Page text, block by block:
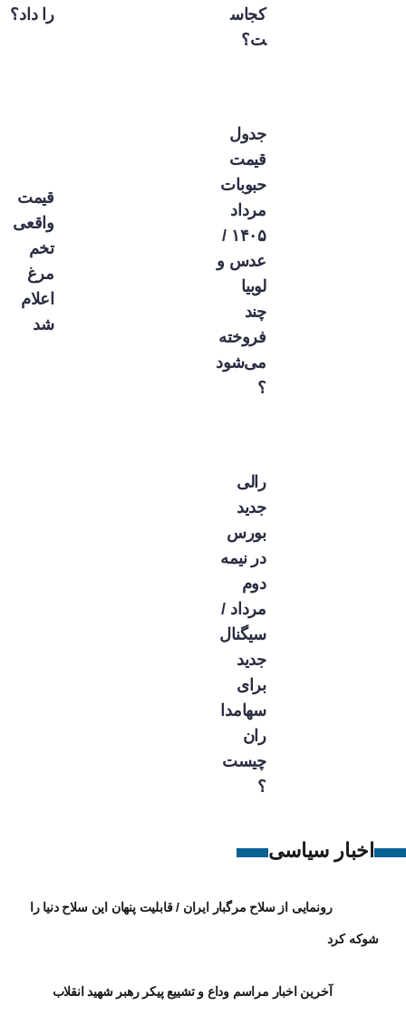
کجاس
ت؟
را داد؟
جدول
قیمت
حبوبات
مرداد
۱۴۰۵ /
عدس و
لوبیا
چند
فروخته
می‌شود
؟
قیمت
واقعی
تخم
مرغ
اعلام
شد
رالی
جدید
بورس
در نیمه
دوم
مرداد /
سیگنال
جدید
برای
سهامدا
ران
چیست
؟
اخبار سیاسی
رونمایی از سلاح مرگبار ایران / قابلیت پنهان این سلاح دنیا را
شوکه کرد
آخرین اخبار مراسم وداع و تشییع پیکر رهبر شهید انقلاب